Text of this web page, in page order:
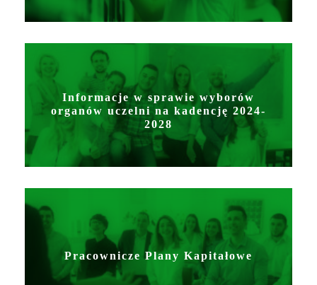
Informacje w sprawie wyborów
organów uczelni na kadencję 2024-
2028
Pracownicze Plany Kapitałowe